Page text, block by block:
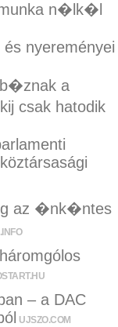
n�lk�l
nyereményei
a
csak hatodik
az �nk�ntes
– a DAC
UJSZO.COM